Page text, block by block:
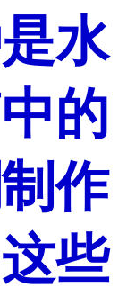
水
的
作
些